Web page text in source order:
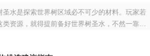
水是探索世界树区域必不可少的材料。玩家若
资源，就得提前备好世界树圣水，不然一靠近